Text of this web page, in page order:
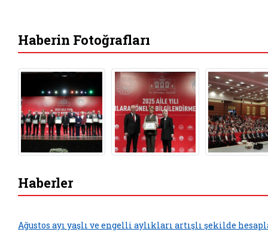
Haberin Fotoğrafları
Haberler
Ağustos ayı yaşlı ve engelli aylıkları artışlı şekilde